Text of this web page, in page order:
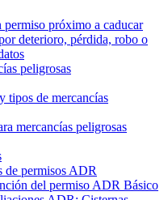
permiso próximo a caducar
deterioro, pérdida, robo o
peligrosas
tipos de mercancías
mercancías peligrosas
de permisos ADR
del permiso ADR Básico